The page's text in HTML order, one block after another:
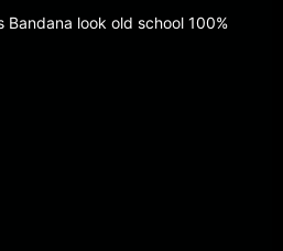
look old school 100%